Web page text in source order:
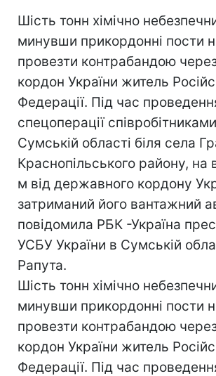
Шість тонн хімічно
минувши прикордонні пости
провезти контрабандою
кордон України житель
Федерації. Під час
спецоперації
Сумській області біля села
Краснопiльського району, на
м від державного кордону
затриманий його вантажний
повiдомила РБК -Україна
УСБУ України в Сумській
Рапута.
Шість тонн хімічно
минувши прикордонні пости
провезти контрабандою
кордон України житель
Федерації. Під час